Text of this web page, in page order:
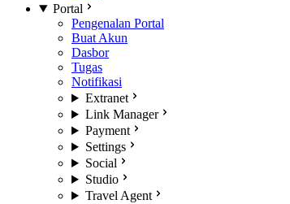
Portal
Pengenalan Portal
Buat Akun
Dasbor
Tugas
Notifikasi
Extranet
Link Manager
Payment
Settings
Social
Studio
Travel Agent